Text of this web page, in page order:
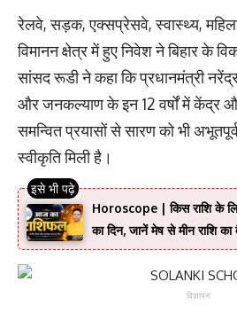
रेलवे, सड़क, एक्सप्रेसवे, स्वास्थ्य,
विमानन क्षेत्र में हुए निवेश ने बिहार के
सांसद रूडी ने कहा कि प्रधानमंत्री
और जनकल्याण के इन 12 वर्षों में केंद्र
समन्वित प्रयासों से सारण को भी
स्वीकृति मिली है।
Horoscope | किस राशि के
का दिन, जानें मेष से मीन राशि
विज्ञापन